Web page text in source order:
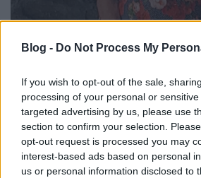
Blog - Do Not Process My
If you wish to opt-out of the sale,
processing of your personal or
targeted advertising by us, please use
section to confirm your selection.
opt-out request is processed you may
interest-based ads based on personal
us or personal information disclosed to
Édesnyám emlékére
Brendel Mátyás•2025. március 23.
Édesanyám, Brendel Lothárné,
2024 augusztusán egy